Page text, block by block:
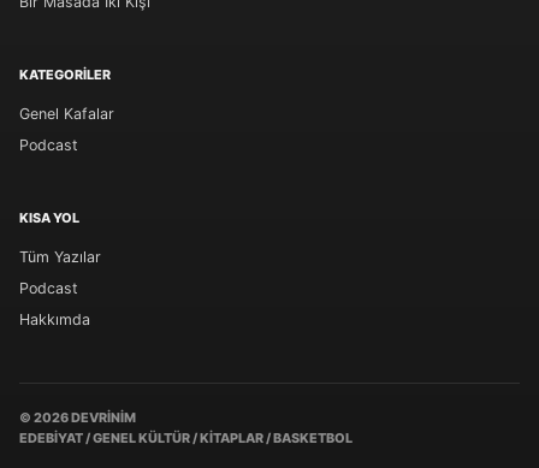
KATEGORILER
Genel Kafalar
Podcast
KISA YOL
Tüm Yazılar
Podcast
Hakkımda
© 2026 DEVRINIM
EDEBIYAT / GENEL KÜLTÜR / KITAPLAR / BASKETBOL